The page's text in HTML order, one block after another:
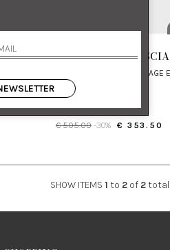
PIERRE-LOUIS MASCIA
€ 505.00 -30% € 353.50
SHOW ITEMS 1 to 2of 2total